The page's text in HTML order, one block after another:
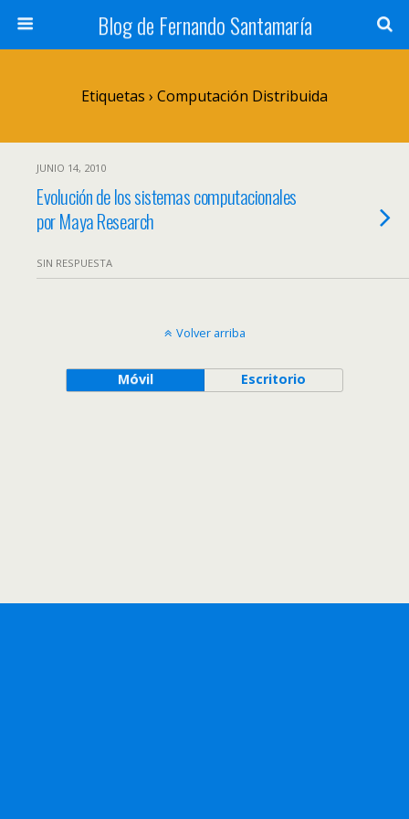
Blog de Fernando Santamaría
Etiquetas › Computación Distribuida
JUNIO 14, 2010
Evolución de los sistemas computacionales
por Maya Research
SIN RESPUESTA
Volver arriba
Móvil Escritorio